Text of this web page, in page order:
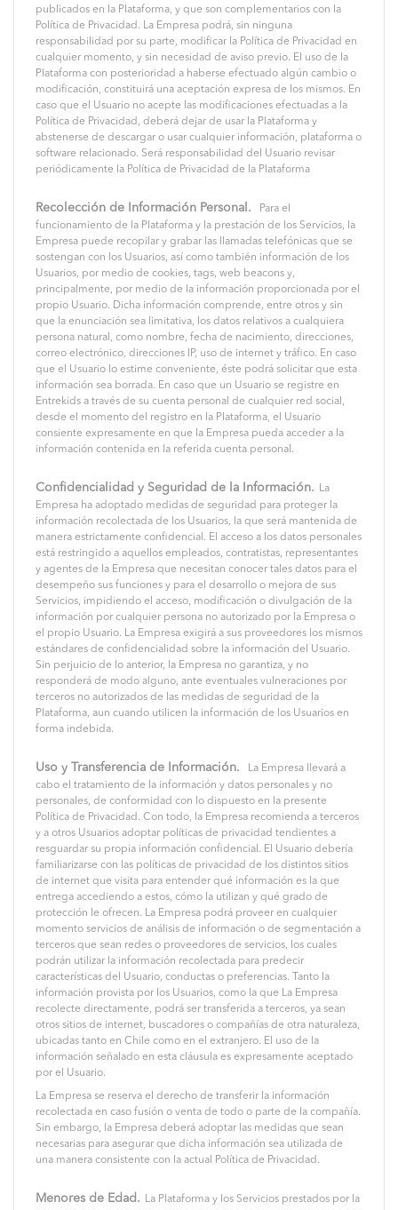
publicados en la Plataforma, y que son complementarios con la
Política de Privacidad. La Empresa podrá, sin ninguna
responsabilidad por su parte, modificar la Política de Privacidad en
cualquier momento, y sin necesidad de aviso previo. El uso de la
Plataforma con posterioridad a haberse efectuado algún cambio o
modificación, constituirá una aceptación expresa de los mismos. En
caso que el Usuario no acepte las modificaciones efectuadas a la
Política de Privacidad, deberá dejar de usar la Plataforma y
abstenerse de descargar o usar cualquier información, plataforma o
software relacionado. Será responsabilidad del Usuario revisar
periódicamente la Política de Privacidad de la Plataforma
Recolección de Información Personal.
Para el
funcionamiento de la Plataforma y la prestación de los Servicios, la
Empresa puede recopilar y grabar las llamadas telefónicas que se
sostengan con los Usuarios, así como también información de los
Usuarios, por medio de cookies, tags, web beacons y,
principalmente, por medio de la información proporcionada por el
propio Usuario. Dicha información comprende, entre otros y sin
que la enunciación sea limitativa, los datos relativos a cualquiera
persona natural, como nombre, fecha de nacimiento, direcciones,
correo electrónico, direcciones IP, uso de internet y tráfico. En caso
que el Usuario lo estime conveniente, éste podrá solicitar que esta
información sea borrada. En caso que un Usuario se registre en
Entrekids a través de su cuenta personal de cualquier red social,
desde el momento del registro en la Plataforma, el Usuario
consiente expresamente en que la Empresa pueda acceder a la
información contenida en la referida cuenta personal.
Confidencialidad y Seguridad de la Información.
La
Empresa ha adoptado medidas de seguridad para proteger la
información recolectada de los Usuarios, la que será mantenida de
manera estrictamente confidencial. El acceso a los datos personales
está restringido a aquellos empleados, contratistas, representantes
y agentes de la Empresa que necesitan conocer tales datos para el
desempeño sus funciones y para el desarrollo o mejora de sus
Servicios, impidiendo el acceso, modificación o divulgación de la
información por cualquier persona no autorizado por la Empresa o
el propio Usuario. La Empresa exigirá a sus proveedores los mismos
estándares de confidencialidad sobre la información del Usuario.
Sin perjuicio de lo anterior, la Empresa no garantiza, y no
responderá de modo alguno, ante eventuales vulneraciones por
terceros no autorizados de las medidas de seguridad de la
Plataforma, aun cuando utilicen la información de los Usuarios en
forma indebida.
Uso y Transferencia de Información.
La Empresa llevará a
cabo el tratamiento de la información y datos personales y no
personales, de conformidad con lo dispuesto en la presente
Política de Privacidad. Con todo, la Empresa recomienda a terceros
y a otros Usuarios adoptar políticas de privacidad tendientes a
resguardar su propia información confidencial. El Usuario debería
familiarizarse con las políticas de privacidad de los distintos sitios
de internet que visita para entender qué información es la que
entrega accediendo a estos, cómo la utilizan y qué grado de
protección le ofrecen. La Empresa podrá proveer en cualquier
momento servicios de análisis de información o de segmentación a
terceros que sean redes o proveedores de servicios, los cuales
podrán utilizar la información recolectada para predecir
características del Usuario, conductas o preferencias. Tanto la
información provista por los Usuarios, como la que La Empresa
recolecte directamente, podrá ser transferida a terceros, ya sean
otros sitios de internet, buscadores o compañías de otra naturaleza,
ubicadas tanto en Chile como en el extranjero. El uso de la
información señalado en esta cláusula es expresamente aceptado
por el Usuario.
La Empresa se reserva el derecho de transferir la información
recolectada en caso fusión o venta de todo o parte de la compañía.
Sin embargo, la Empresa deberá adoptar las medidas que sean
necesarias para asegurar que dicha información sea utilizada de
una manera consistente con la actual Política de Privacidad.
Menores de Edad.
La Plataforma y los Servicios prestados por la